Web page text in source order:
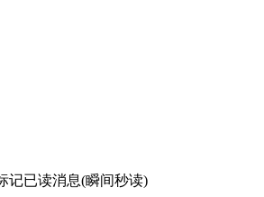
记已读消息(瞬间秒读)